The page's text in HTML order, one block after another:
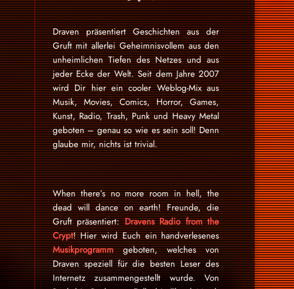
Draven präsentiert Geschichten aus der
Gruft mit allerlei Geheimnisvollem aus den
unheimlichen Tiefen des Netzes und aus
jeder Ecke der Welt. Seit dem Jahre 2007
wird Dir hier ein cooler Weblog-Mix aus
Musik, Movies, Comics, Horror, Games,
Kunst, Radio, Trash, Punk und Heavy Metal
geboten – genau so wie es sein soll! Denn
glaube mir, nichts ist trivial.
When there’s no more room in hell, the
dead will dance on earth! Freunde, die
Gruft präsentiert:Dravens Radio from the
Crypt! Hier wird Euch ein handverlesenes
Musikprogrammgeboten, welches von
Draven speziell für die besten Leser des
Internetz zu­sammen­ge­stellt wurde. Von